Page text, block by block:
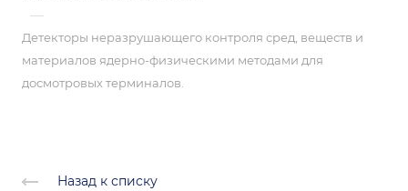
—
Детекторы неразрушающего контроля сред, веществ и
материалов ядерно-физическими методами для
досмотровых терминалов.
Назад к списку